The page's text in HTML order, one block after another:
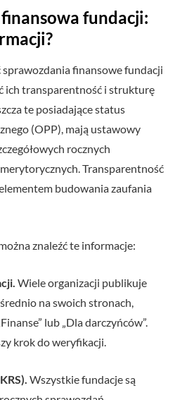
fundacji:
finansowe fundacji
ich transparentność i strukturę
te posiadające status
(OPP), mają ustawowy
rocznych
Transparentność
budowania zaufania
znaleźć te informacje:
Wiele organizacji publikuje
na swoich stronach,
lub „Dla darczyńców”.
krok do weryfikacji.
Wszystkie fundacje są